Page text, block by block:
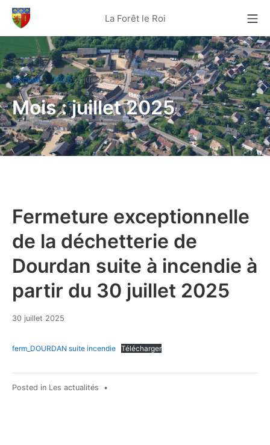
Aller
contenu
La Forêt Le Roi
La Forêt le Roi
Accueil 2025 juillet
Mois :juillet 2025
Fermeture exceptionnelle
de la déchetterie de
Dourdan suite à incendie à
partir du 30 juillet 2025
30 juillet 2025
ferm_DOURDAN suite incendie Télécharger
Posted in Les actualités •